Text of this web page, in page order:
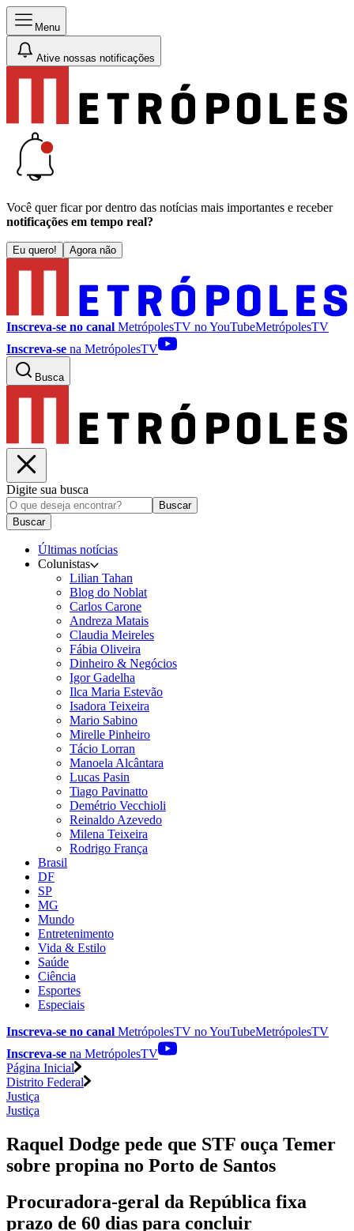
Menu
Ative nossas notificações
Você quer ficar por dentro das notícias mais importantes e receber
notificações em tempo real?
Eu quero! Agora não
Inscreva-se no canal MetrópolesTV noYouTubeMetrópolesTV
Inscreva-se na MetrópolesTV
Busca
Digite sua busca
Buscar
Buscar
Últimas notícias
Colunistas
Lilian Tahan
Blog do Noblat
Carlos Carone
Andreza Matais
Claudia Meireles
Fábia Oliveira
Dinheiro & Negócios
Igor Gadelha
Ilca Maria Estevão
Isadora Teixeira
Mario Sabino
Mirelle Pinheiro
Tácio Lorran
Manoela Alcântara
Lucas Pasin
Tiago Pavinatto
Demétrio Vecchioli
Reinaldo Azevedo
Milena Teixeira
Rodrigo França
Brasil
DF
SP
MG
Mundo
Entretenimento
Vida & Estilo
Saúde
Ciência
Esportes
Especiais
Inscreva-se no canal MetrópolesTV noYouTubeMetrópolesTV
Inscreva-se na MetrópolesTV
Página Inicial
Distrito Federal
Justiça
Justiça
Raquel Dodge pede que STF ouça Temer
sobre propina no Porto de Santos
Procuradora-geral da República fixa
prazo de 60 dias para concluir